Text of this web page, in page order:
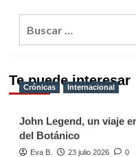
Te puede interesar
Crónicas Internacional
John Legend, un viaje
del Botánico
Eva B. 23 julio 2026 0